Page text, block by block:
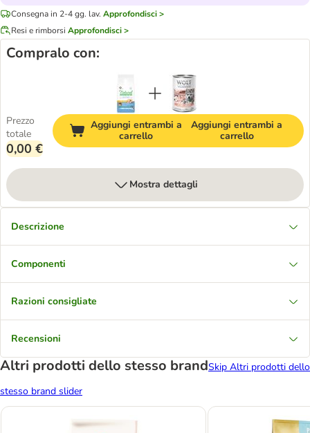
Consegna in 2-4 gg. lav. Approfondisci >
Resi e rimborsi Approfondisci >
Compralo con:
Prezzo
totale
0,00 €
Aggiungi entrambi a
carrello
Aggiungi entrambi a
carrello
Mostra dettagli
Descrizione
Componenti
Razioni consigliate
Recensioni
Altri prodotti dello stesso brandSkip Altri prodotti dello
stesso brand slider